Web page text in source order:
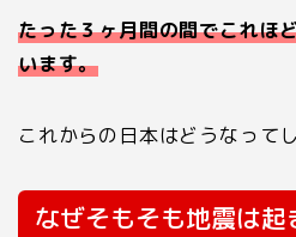
たった３ヶ月間の間でこれほ
います。
これからの日本はどうなって
なぜそもそも地震は起